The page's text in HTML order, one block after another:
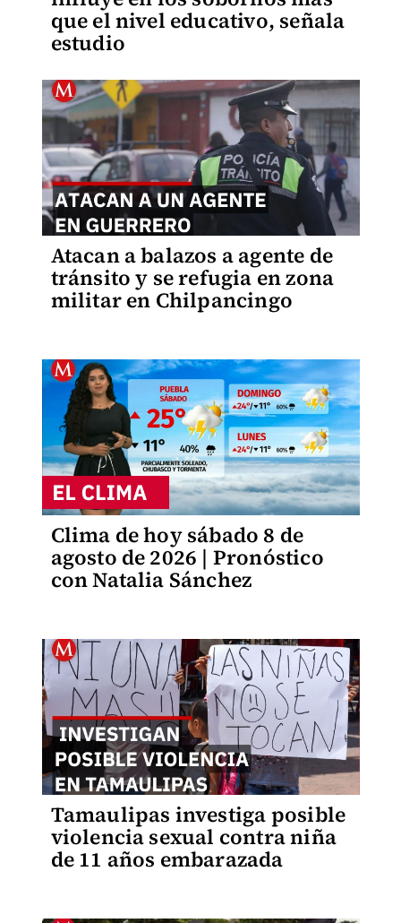
que el nivel educativo, señala
estudio
Atacan a balazos a agente de
tránsito y se refugia en zona
militar en Chilpancingo
Clima de hoy sábado 8 de
agosto de 2026 | Pronóstico
con Natalia Sánchez
Tamaulipas investiga posible
violencia sexual contra niña
de 11 años embarazada